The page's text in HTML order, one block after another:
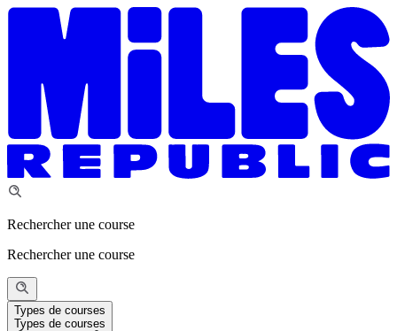
Rechercher une course
Rechercher une course
Types de courses
Types de courses